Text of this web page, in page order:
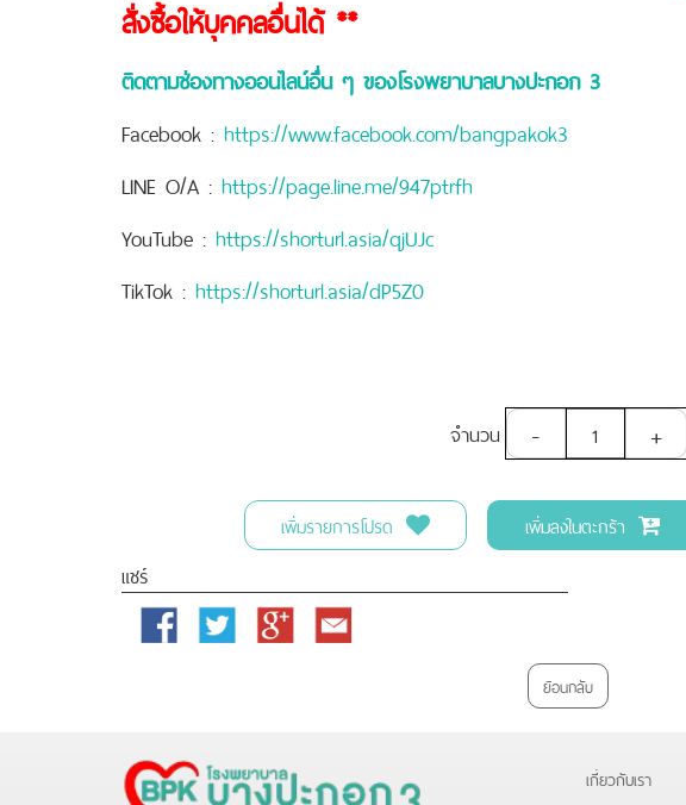
สั่งซื้อให้บุคคลอื่นได้ **
ติดตามช่องทางออนไลน์อื่น ๆ ของโรงพยาบาลบางปะกอก 3
Facebook : https://www.facebook.com/bangpakok3
LINE O/A : https://page.line.me/947ptrfh
YouTube : https://shorturl.asia/qjUJc
TikTok : https://shorturl.asia/dP5Z0
จำนวน - +
เพิ่มรายการโปรด เพิ่มลงในตะกร้า
แชร์
Facebook Twitter
Google
Email
ย้อนกลับ
เกี่ยวกับเรา